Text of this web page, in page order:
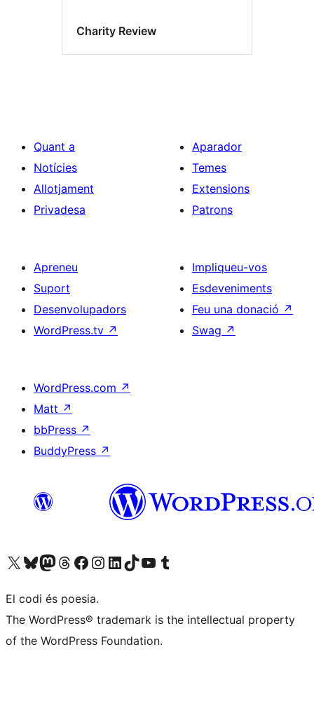
Charity Review
Quant a
Notícies
Allotjament
Privadesa
Aparador
Temes
Extensions
Patrons
Apreneu
Suport
Desenvolupadors
WordPress.tv ↗
Impliqueu-vos
Esdeveniments
Feu una donació ↗
Swag ↗
WordPress.com ↗
Matt ↗
bbPress ↗
BuddyPress ↗
Visiteu el nostre compte X (abans Twitter)
Visiteu el nostre compte de Bluesky
Visiteu el nostre compte al Mastodon
Visiteu el nostre compte de Threads
Visiteu la nostra pàgina al Facebook
Visiteu el nostre compte d'Instagram
Visiteu el nostre compte de LinkedIn
Visiteu el nostre compte de TikTok
Visiteu el nostre canal al YouTube
Visiteu el nostre compte de Tumblr
El codi és poesia.
The WordPress® trademark is the intellectual property
of the WordPress Foundation.